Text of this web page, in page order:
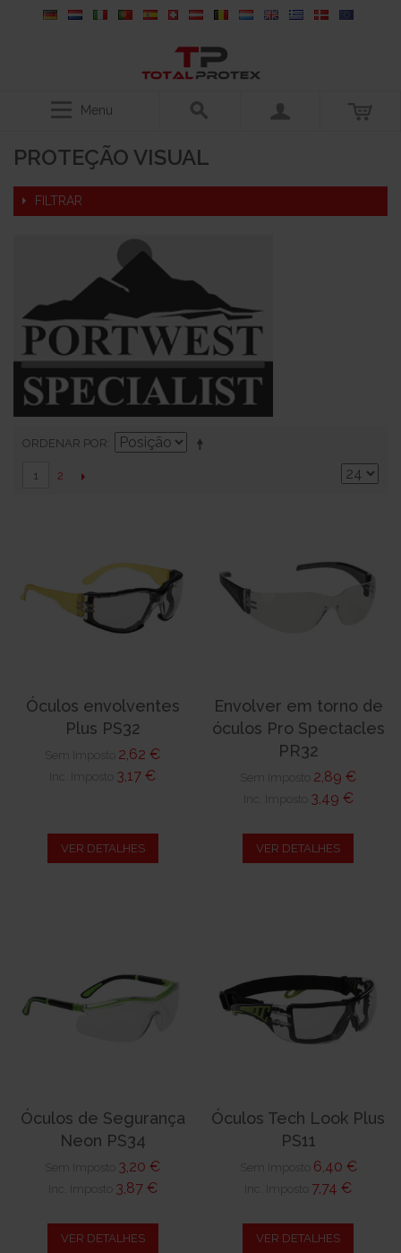
Menu
PROTEÇÃO VISUAL
FILTRAR
ORDENAR POR
1 2
Óculos envolventes
Plus PS32
Sem Imposto 2,62 €
Inc. Imposto 3,17 €
VER DETALHES
Envolver em torno de
óculos Pro Spectacles
PR32
Sem Imposto 2,89 €
Inc. Imposto 3,49 €
VER DETALHES
Óculos de Segurança
Neon PS34
Sem Imposto 3,20 €
Inc. Imposto 3,87 €
VER DETALHES
Óculos Tech Look Plus
PS11
Sem Imposto 6,40 €
Inc. Imposto 7,74 €
VER DETALHES